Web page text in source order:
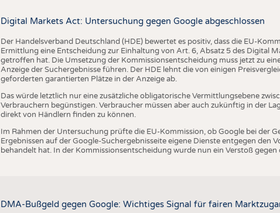
Digital Markets Act: Untersuchung gegen Google abgeschlossen
Der Handelsverband Deutschland (HDE) bewertet es positiv, dass die EU-
Ermittlung eine Entscheidung zur Einhaltung von Art. 6, Absatz 5 des Digital
getroffen hat. Die Umsetzung der Kommissionsentscheidung muss jetzt zu
Anzeige der Suchergebnisse führen. Der HDE lehnt die von einigen
geforderten garantierten Plätze in der Anzeige ab.
Das würde letztlich nur eine zusätzliche obligatorische Vermittlungsebene
Verbrauchern begünstigen. Verbraucher müssen aber auch zukünftig in der
direkt von Händlern finden zu können.
Im Rahmen der Untersuchung prüfte die EU-Kommission, ob Google bei der
Ergebnissen auf der Google-Suchergebnisseite eigene Dienste entgegen den
behandelt hat. In der Kommissionsentscheidung wurde nun ein Verstoß
DMA-Bußgeld gegen Google: Wichtiges Signal für fairen